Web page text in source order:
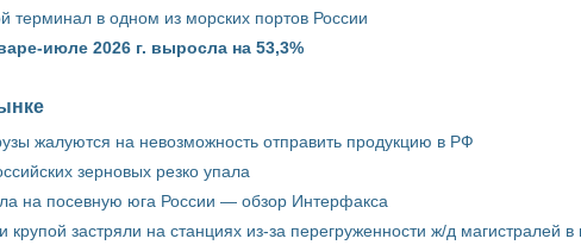
терминал в одном из морских портов России
июле 2026 г. выросла на 53,3%
жалуются на невозможность отправить продукцию в РФ
зерновых резко упала
на посевную юга России — обзор Интерфакса
крупой застряли на станциях из-за перегруженности ж/д магистралей